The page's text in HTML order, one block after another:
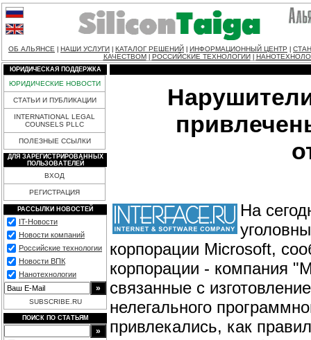
ОБ АЛЬЯНСЕ НАШИ УСЛУГИ КАТАЛОГ РЕШЕНИЙ ИНФОРМАЦИОННЫЙ ЦЕНТР
КАЧЕСТВОМ
РОССИЙСКИЕ ТЕХНОЛОГИИ
ЮРИДИЧЕСКАЯ ПОДДЕРЖКА
ЮРИДИЧЕСКИЕ НОВОСТИ
СТАТЬИ И ПУБЛИКАЦИИ
INTERNATIONAL LEGAL
COUNSELS PLLC
ПОЛЕЗНЫЕ ССЫЛКИ
ДЛЯ ЗАРЕГИСТРИРОВАННЫХ
ПОЛЬЗОВАТЕЛЕЙ
ВХОД
РЕГИСТРАЦИЯ
РАССЫЛКИ НОВОСТЕЙ
IT-Новости
Новости компаний
Российские технологии
Новости ВПК
Нанотехнологии
SUBSCRIBE.RU
ПОИСК ПО СТАТЬЯМ
На
корпорации Microsoft,
корпорации - компания
связанные с
нелегального
привлекались, как